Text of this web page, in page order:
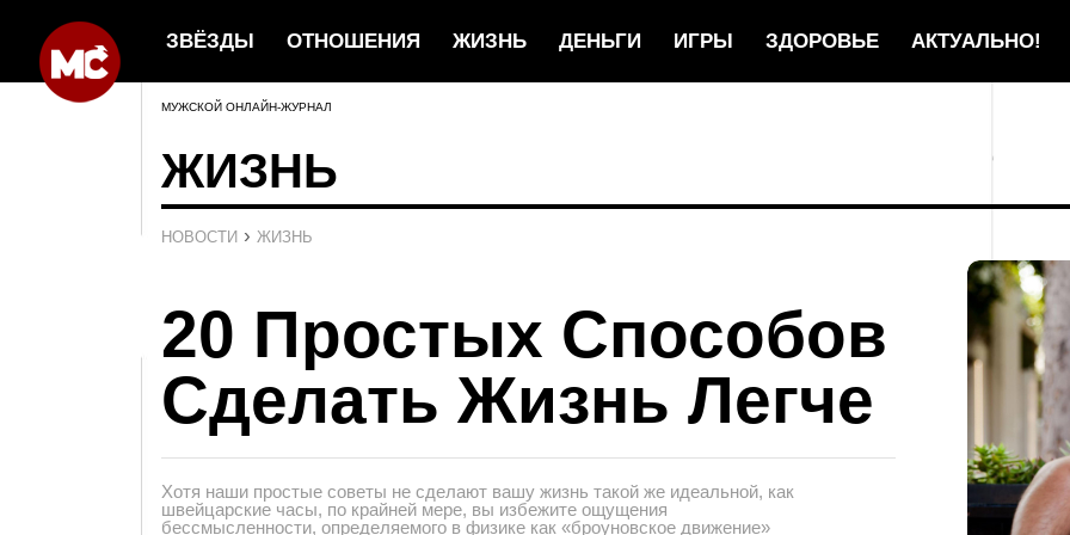
ЗВЁЗДЫ ОТНОШЕНИЯ ЖИЗНЬ ДЕНЬГИ ИГРЫ ЗДОРОВЬЕ АКТУАЛЬНО!
МУЖСКОЙ ОНЛАЙН-ЖУРНАЛ
ЖИЗНЬ
НОВОСТИ › ЖИЗНЬ
20 Простых Способов
Сделать Жизнь Легче
Хотя наши простые советы не сделают вашу жизнь такой же идеальной, как
швейцарские часы, по крайней мере, вы избежите ощущения
бессмысленности, определяемого в физике как «броуновское движение»